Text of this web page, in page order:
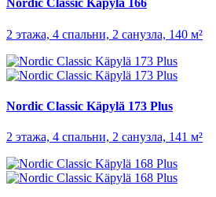
Nordic Classic Käpylä 166
2 этажа, 4 спальни, 2 санузла, 140 м²
Nordic Classic Käpylä 173 Plus
2 этажа, 4 спальни, 2 санузла, 141 м²